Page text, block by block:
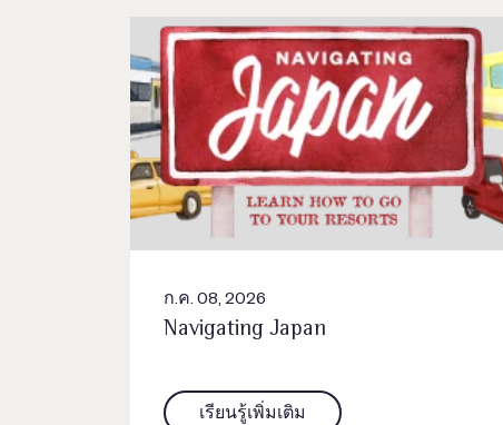
ก.ค. 08, 2026
Navigating Japan
เรียนรู้เพิ่มเติม